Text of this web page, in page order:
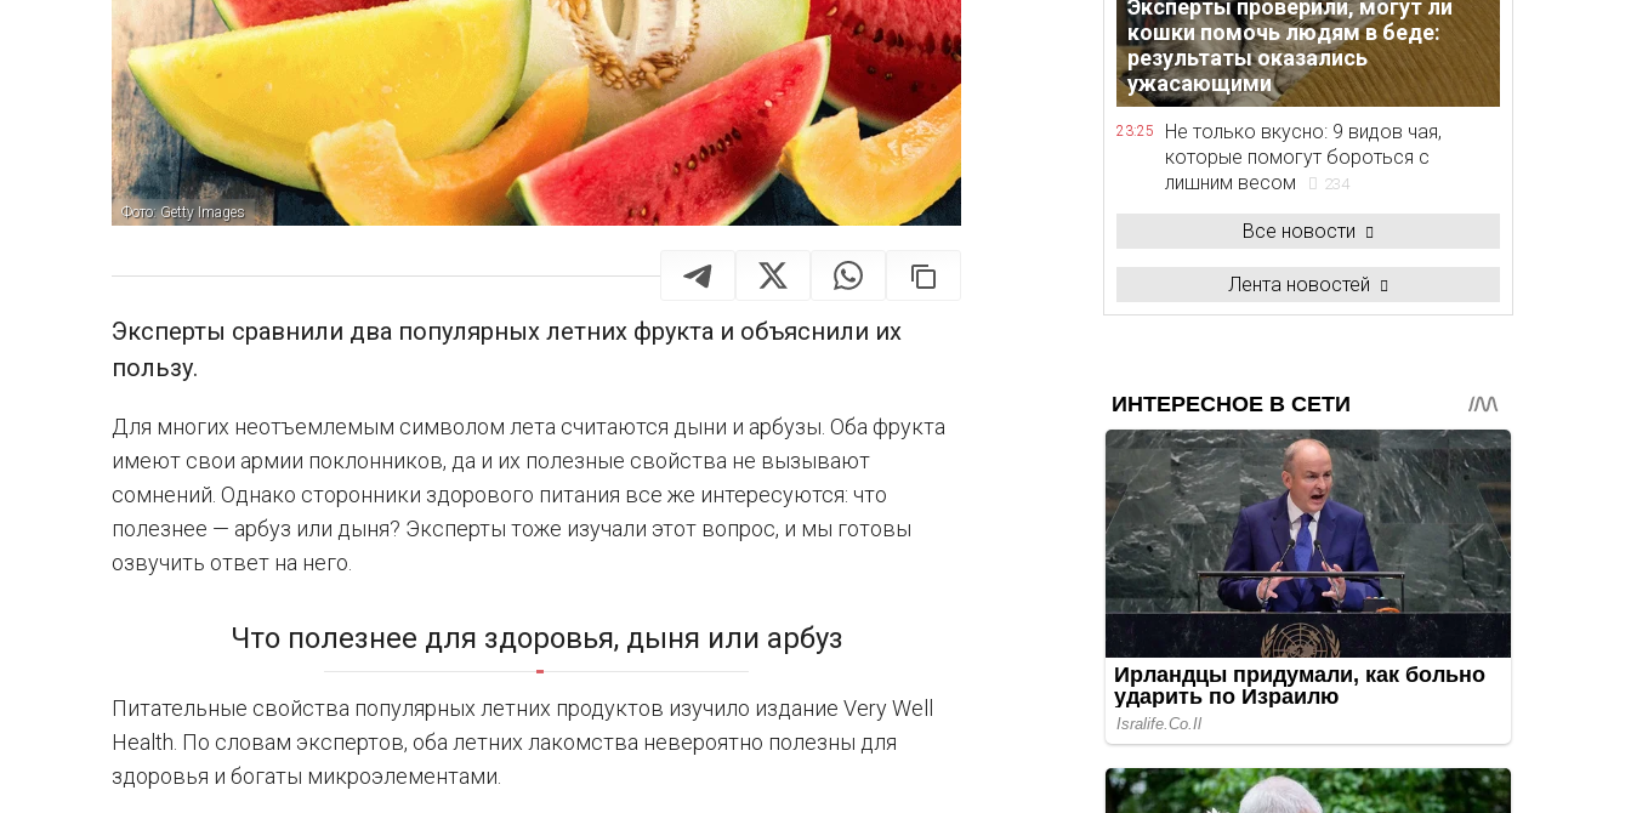
Фото: Getty Images
Эксперты сравнили два популярных летних фрукта и объяснили их
пользу.
Для многих неотъемлемым символом лета считаются дыни и арбузы. Оба фрукта
имеют свои армии поклонников, да и их полезные свойства не вызывают
сомнений. Однако сторонники здорового питания все же интересуются: что
полезнее — арбуз или дыня? Эксперты тоже изучали этот вопрос, и мы готовы
озвучить ответ на него.
Что полезнее для здоровья, дыня или арбуз
Питательные свойства популярных летних продуктов изучило издание Very Well
Health. По словам экспертов, оба летних лакомства невероятно полезны для
здоровья и богаты микроэлементами.
Эксперты проверили, могут ли
кошки помочь людям в беде:
результаты оказались
ужасающими
23:25
Не только вкусно: 9 видов чая,
которые помогут бороться с
лишним весом
234
Все новости
Лента новостей